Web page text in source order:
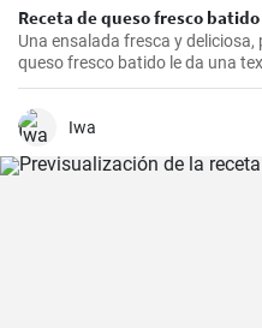
Receta de queso fresco
Una ensalada fresca y
queso fresco batido le da una
que el atún le aporta proteínas
acompañada de tostadas o pan
Iwa